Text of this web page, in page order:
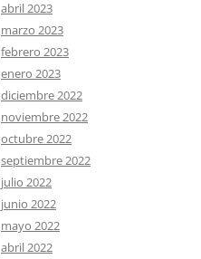
abril 2023
marzo 2023
febrero 2023
enero 2023
diciembre 2022
noviembre 2022
octubre 2022
septiembre 2022
julio 2022
junio 2022
mayo 2022
abril 2022